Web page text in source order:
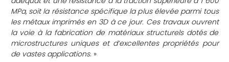
MPa, soit la résistance spécifique la plus élevée parmi tous
les métaux imprimés en 3D à ce jour. Ces travaux ouvrent
la voie à la fabrication de matériaux structurels dotés de
microstructures uniques et d’excellentes propriétés pour
de vastes applications. »